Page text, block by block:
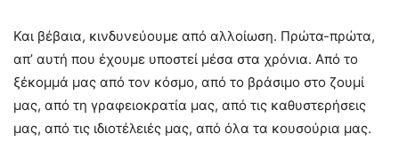
Και βέβαια, κινδυνεύουμε από αλλοίωση. Πρώτα-πρώτα,
απ’ αυτή που έχουμε υποστεί μέσα στα χρόνια. Από το
ξέκομμά μας από τον κόσμο, από το βράσιμο στο ζουμί
μας, από τη γραφειοκρατία μας, από τις καθυστερήσεις
μας, από τις ιδιοτέλειές μας, από όλα τα κουσούρια μας.